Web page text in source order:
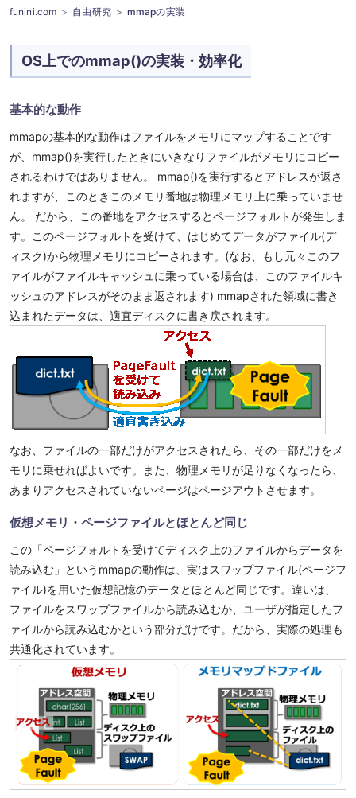
funini.com 自由研究 mmapの実装
OS上でのmmap()の実装・効率化
基本的な動作
mmapの基本的な動作はファイルをメモリにマップすることです
が、mmap()を実行したときにいきなりファイルがメモリにコピー
されるわけではありません。 mmap()を実行するとアドレスが返さ
れますが、このときこのメモリ番地は物理メモリ上に乗っていませ
ん。 だから、この番地をアクセスするとページフォルトが発生しま
す。このページフォルトを受けて、はじめてデータがファイル(デ
ィスク)から物理メモリにコピーされます。(なお、もし元々このフ
ァイルがファイルキャッシュに乗っている場合は、このファイルキ
ッシュのアドレスがそのまま返されます) mmapされた領域に書き
込まれたデータは、適宜ディスクに書き戻されます。
なお、ファイルの一部だけがアクセスされたら、その一部だけをメ
モリに乗せればよいです。また、物理メモリが足りなくなったら、
あまりアクセスされていないページはページアウトさせます。
仮想メモリ・ページファイルとほとんど同じ
この「ページフォルトを受けてディスク上のファイルからデータを
読み込む」というmmapの動作は、実はスワップファイル(ページフ
ァイル)を用いた仮想記憶のデータとほとんど同じです。違いは、
ファイルをスワップファイルから読み込むか、ユーザが指定したフ
ァイルから読み込むかという部分だけです。だから、実際の処理も
共通化されています。